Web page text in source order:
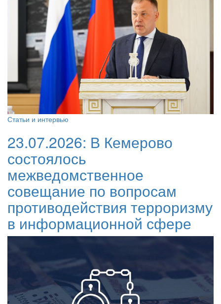
Статьи и интервью
23.07.2026: В Кемерово
состоялось
межведомственное
совещание по вопросам
противодействия терроризму
в информационной сфере